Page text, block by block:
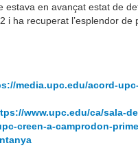
estava en avançat estat de
i ha recuperat l’esplendor de
media.upc.edu/acord-
www.upc.edu/ca/sala-
creen-a-camprodon-